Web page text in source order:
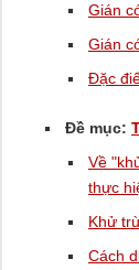
Gián
Gián
Đặc
Đề mục:
Về
thực
Khử
Cách